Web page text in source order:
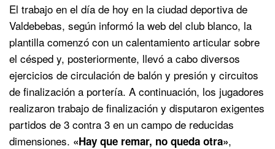
El trabajo en el día de hoy en la ciudad deportiva de
Valdebebas, según informó la web del club blanco, la
plantilla comenzó con un calentamiento articular sobre
el césped y, posteriormente, llevó a cabo diversos
ejercicios de circulación de balón y presión y circuitos
de finalización a portería. A continuación, los jugadores
realizaron trabajo de finalización y disputaron exigentes
partidos de 3 contra 3 en un campo de reducidas
dimensiones. «Hay que remar, no queda otra»,